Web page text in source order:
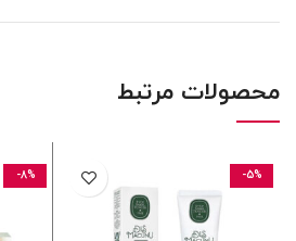
محصولات مرتبط
-5%
-8%